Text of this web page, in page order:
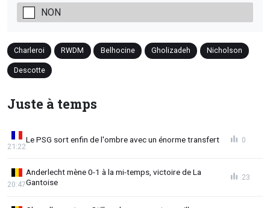
NON
Charleroi RWDM Belhocine Gholizadeh Nicholson
Descotte
Juste à temps
Le PSG sort enfin de l'ombre avec un énorme transfert
21:22
0
Anderlecht mène 0-1 à la mi-temps, victoire de La
Gantoise
20:47
23